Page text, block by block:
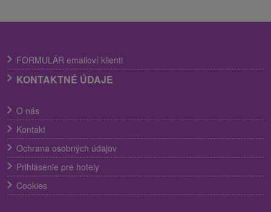
FORMULÁR emailoví klienti
KONTAKTNÉ ÚDAJE
O nás
Kontakt
Ochrana osobných údajov
Prihlásenie pre hotely
Cookies